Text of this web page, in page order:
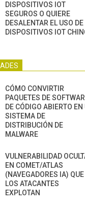
DISPOSITIVOS IOT
SEGUROS O QUIERE
DESALENTAR EL USO DE
DISPOSITIVOS IOT
CÓMO CONVIRTIR
PAQUETES DE
DE CÓDIGO ABIERTO EN
SISTEMA DE
DISTRIBUCIÓN DE
MALWARE
VULNERABILIDAD
EN COMET/ATLAS
(NAVEGADORES IA) QUE
LOS ATACANTES
EXPLOTAN